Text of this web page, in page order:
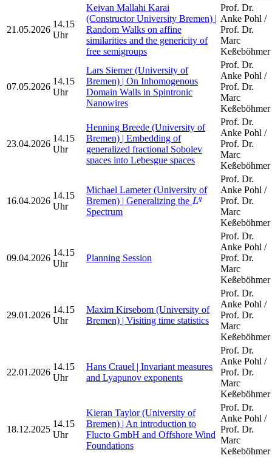
21.05.2026
14.15
Uhr
Keivan Mallahi Karai
(Constructor University Bremen) |
Random Walks on affine
similarities and the genericity of
free semigroups
Prof. Dr.
Anke Pohl /
Prof. Dr.
Marc
Keßeböhmer
07.05.2026
14.15
Uhr
Lars Siemer (University of
Bremen) | On Inhomogenous
Domain Walls in Spintronic
Nanowires
Prof. Dr.
Anke Pohl /
Prof. Dr.
Marc
Keßeböhmer
23.04.2026
14.15
Uhr
Henning Breede (University of
Bremen) | Embedding of
generalized fractional Sobolev
spaces into Lebesgue spaces
Prof. Dr.
Anke Pohl /
Prof. Dr.
Marc
Keßeböhmer
16.04.2026
14.15
Uhr
Michael Lameter (University of
Bremen) | Generalizing the Lq
Lq
Spectrum
Prof. Dr.
Anke Pohl /
Prof. Dr.
Marc
Keßeböhmer
09.04.2026
14.15
Uhr
Planning Session
Prof. Dr.
Anke Pohl /
Prof. Dr.
Marc
Keßeböhmer
29.01.2026
14.15
Uhr
Maxim Kirsebom (University of
Bremen) | Visiting time statistics
Prof. Dr.
Anke Pohl /
Prof. Dr.
Marc
Keßeböhmer
22.01.2026
14.15
Uhr
Hans Crauel | Invariant measures
and Lyapunov exponents
Prof. Dr.
Anke Pohl /
Prof. Dr.
Marc
Keßeböhmer
18.12.2025
14.15
Uhr
Kieran Taylor (University of
Bremen) | An introduction to
Flucto GmbH and Offshore Wind
Foundations
Prof. Dr.
Anke Pohl /
Prof. Dr.
Marc
Keßeböhmer